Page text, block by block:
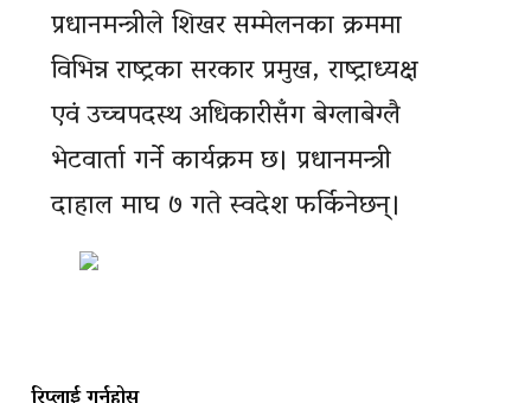
प्रधानमन्त्रीले शिखर सम्मेलनका क्रममा
विभिन्न राष्ट्रका सरकार प्रमुख, राष्ट्राध्यक्ष
एवं उच्चपदस्थ अधिकारीसँग बेग्लाबेग्लै
भेटवार्ता गर्ने कार्यक्रम छ। प्रधानमन्त्री
दाहाल माघ ७ गते स्वदेश फर्किनेछन्।